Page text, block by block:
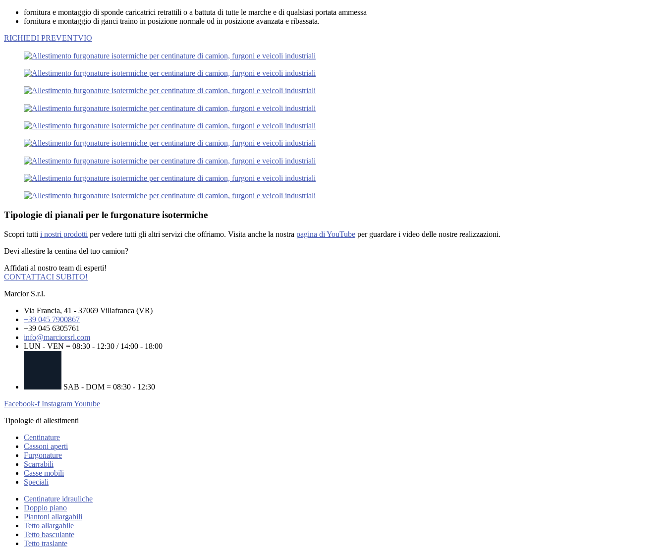
fornitura e montaggio di sponde caricatrici retrattili o a battuta di tutte le marche e di qualsiasi portata ammessa
fornitura e montaggio di ganci traino in posizione normale od in posizione avanzata e ribassata.
RICHIEDI PREVENTVIO
Tipologie di pianali per le furgonature isotermiche
Scopri tutti i nostri prodotti per vedere tutti gli altri servizi che offriamo. Visita anche la nostra pagina di YouTube per guardare i video delle nostre realizzazioni.
Devi allestire la centina del tuo camion?
Affidati al nostro team di esperti!
CONTATTACI SUBITO!
Marcior S.r.l.
Via Francia, 41 - 37069 Villafranca (VR)
+39 045 7900867
+39 045 6305761
info@marciorsrl.com
LUN - VEN = 08:30 - 12:30 / 14:00 - 18:00
SAB - DOM = 08:30 - 12:30
Facebook-f InstagramYoutube
Tipologie di allestimenti
Centinature
Cassoni aperti
Furgonature
Scarrabili
Casse mobili
Speciali
Centinature idrauliche
Doppio piano
Piantoni allargabili
Tetto allargabile
Tetto basculante
Tetto traslante